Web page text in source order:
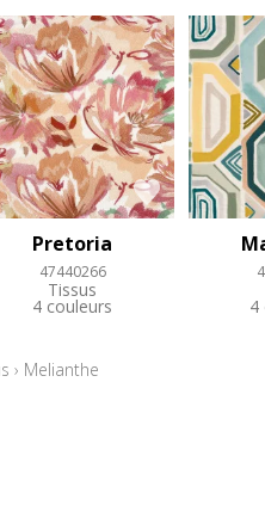
Pretoria
47440266
Tissus
4 couleurs 4
› Melianthe